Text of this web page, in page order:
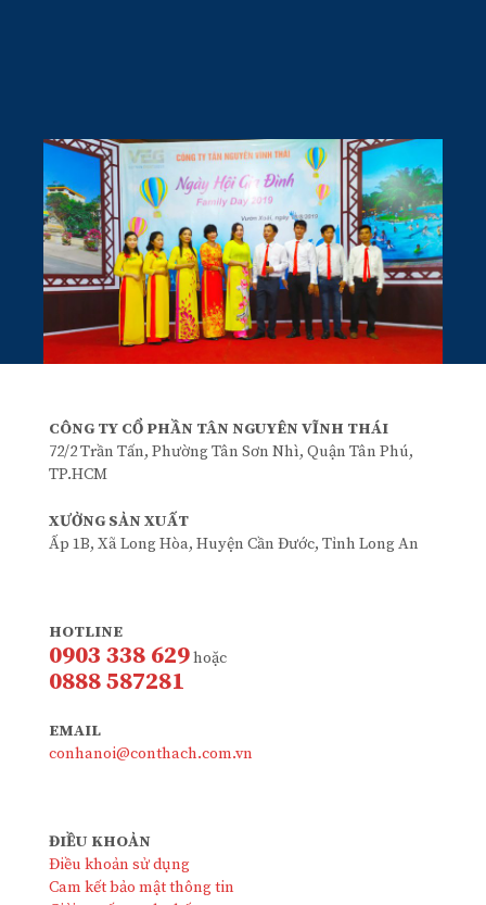
CÔNG TY CỔ PHẦN TÂN NGUYÊN VĨNH THÁI
72/2 Trần Tấn, Phường Tân Sơn Nhì, Quận Tân Phú,
TP.HCM
XƯỞNG SẢN XUẤT
Ấp 1B, Xã Long Hòa, Huyện Cần Đước, Tỉnh Long An
HOTLINE
0903 338 629hoặc
0888 587281
EMAIL
conhanoi@conthach.com.vn
ĐIỀU KHOẢN
Điều khoản sử dụng
Cam kết bảo mật thông tin